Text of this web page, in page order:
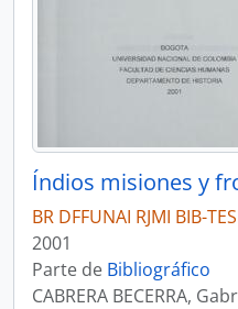
BR DFFUNAI RJMI BIB-
2001
Parte de Bibliográfico
CABRERA BECERRA,